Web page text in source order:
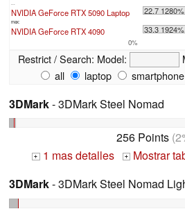
NVIDIA GeForce RTX 5090 Laptop 22.7 1280%
max:
NVIDIA GeForce RTX 4090 33.3 1924%
0%
Restrict / Search: Model:
all
laptop smartphone
3DMark- 3DMark Steel Nomad
256 Points
+ 1 mas detalles +
Mostrar
3DMark- 3DMark Steel Nomad